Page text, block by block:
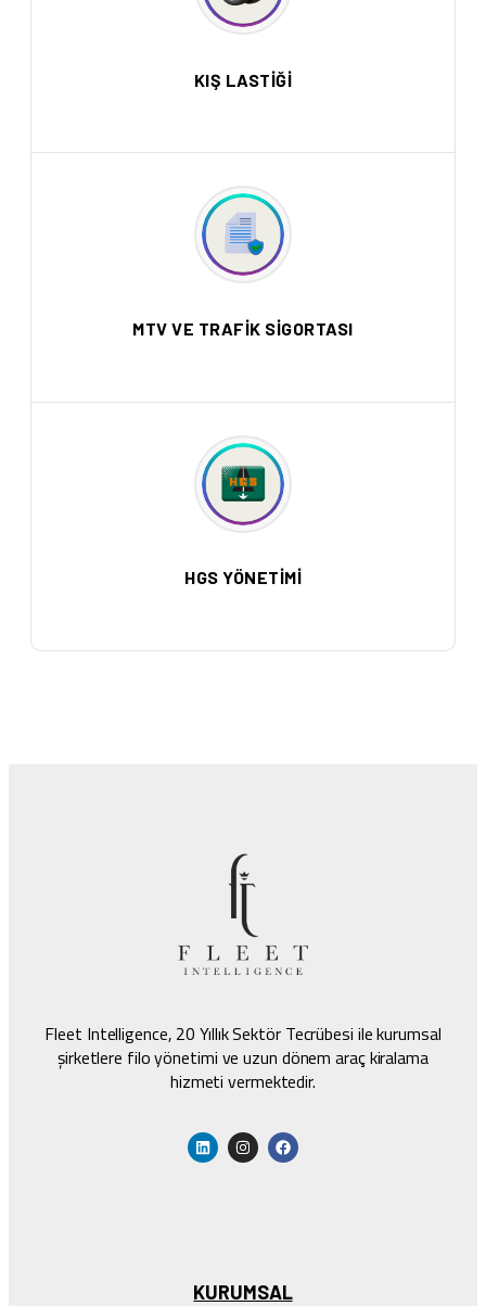
KIŞ LASTİĞİ
MTV VE TRAFİK SİGORTASI
HGS YÖNETİMİ
Fleet Intelligence, 20 Yıllık Sektör Tecrübesi ile kurumsal
şirketlere filo yönetimi ve uzun dönem araç kiralama
hizmeti vermektedir.
KURUMSAL